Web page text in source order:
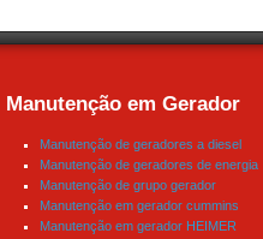
Manutenção em Gerador
Manutenção de geradores a diesel
Manutenção de geradores de energia
Manutenção de grupo gerador
Manutenção em gerador cummins
Manutenção em gerador HEIMER